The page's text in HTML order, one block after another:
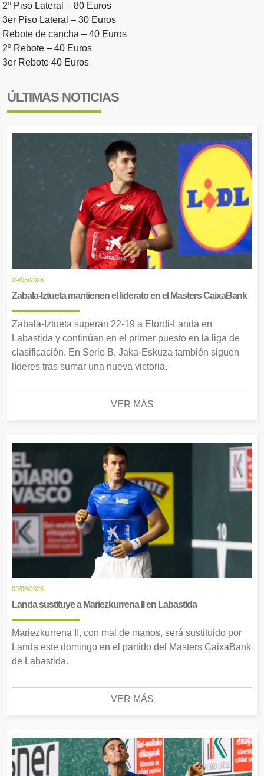
2º Piso Lateral – 80 Euros
3er Piso Lateral – 30 Euros
Rebote de cancha – 40 Euros
2º Rebote – 40 Euros
3er Rebote 40 Euros
ÚLTIMAS NOTICIAS
09/08/2026
Zabala-Iztueta mantienen el liderato en el Masters CaixaBank
Zabala-Iztueta superan 22-19 a Elordi-Landa en
Labastida y continúan en el primer puesto en la liga de
clasificación. En Serie B, Jaka-Eskuza también siguen
líderes tras sumar una nueva victoria.
VER MÁS
09/08/2026
Landa sustituye a Mariezkurrena II en Labastida
Mariezkurrena II, con mal de manos, será sustituido por
Landa este domingo en el partido del Masters CaixaBank
de Labastida.
VER MÁS